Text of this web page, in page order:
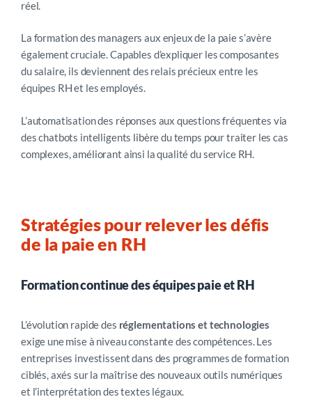
réel.
La formation des managers aux enjeux de la paie s’avère
également cruciale. Capables d’expliquer les composantes
du salaire, ils deviennent des relais précieux entre les
équipes RH et les employés.
L’automatisation des réponses aux questions fréquentes via
des chatbots intelligents libère du temps pour traiter les cas
complexes, améliorant ainsi la qualité du service RH.
Stratégies pour relever les défis
de la paie en RH
Formation continue des équipes paie et RH
L’évolution rapide des réglementations et technologies
exige une mise à niveau constante des compétences. Les
entreprises investissent dans des programmes de formation
ciblés, axés sur la maîtrise des nouveaux outils numériques
et l’interprétation des textes légaux.